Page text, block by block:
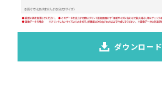
ダウンロード